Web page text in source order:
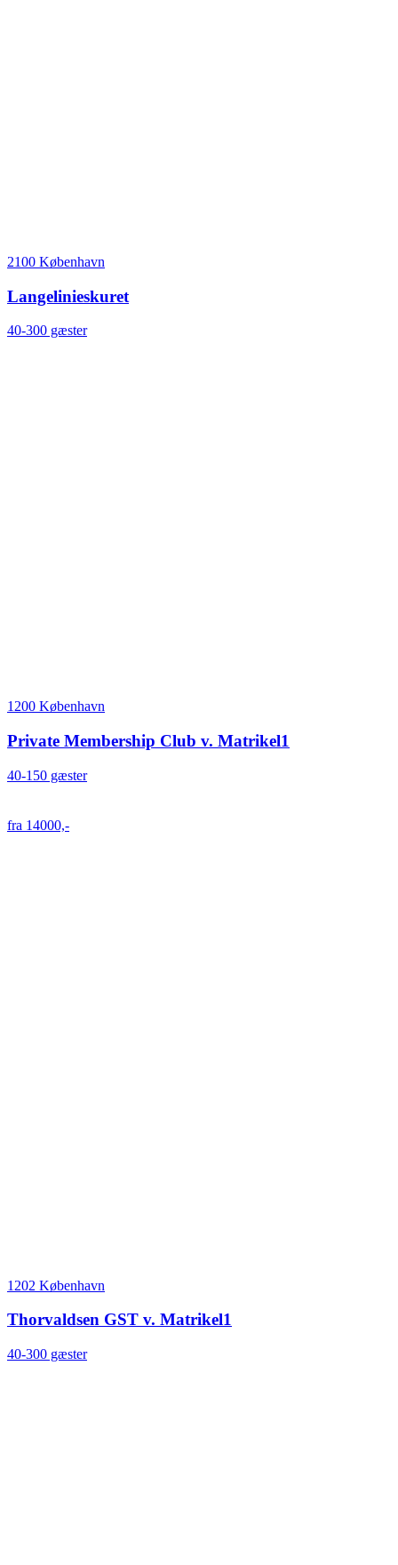
2100 København
Langelinieskuret
40-300 gæster
1200 København
Private Membership Club v. Matrikel1
40-150 gæster
fra 14000,-
1202 København
Thorvaldsen GST v. Matrikel1
40-300 gæster